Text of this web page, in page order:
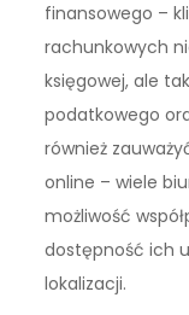
finansowego –
rachunkowych
księgowej, ale
podatkowego
również
online – wiele
możliwość
dostępność ich
lokalizacji.